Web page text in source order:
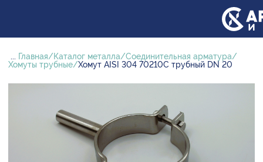
... Главная Каталог металла
Соединительная арматура
Хомуты трубные Хомут AISI 304 70210С трубный DN 20